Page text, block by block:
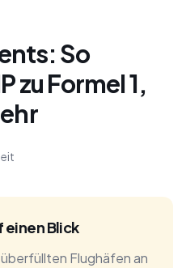
So
zu Formel 1,
einen Blick
Flughäfen an